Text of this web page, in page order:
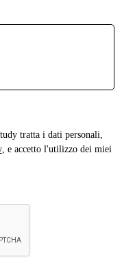
tratta i dati personali,
, e accetto l'utilizzo dei miei